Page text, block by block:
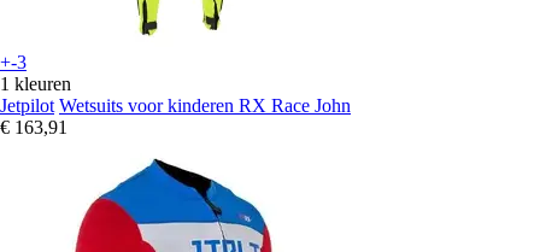
+-3
1 kleuren
Jetpilot Wetsuits voor kinderen RX Race John
€ 163,91